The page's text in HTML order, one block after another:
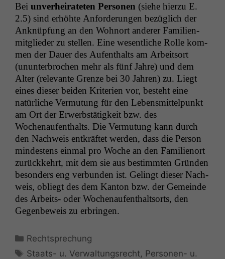
Bei unver­heirateten Per­so­n­en (siehe hierzu E.
2.5) sind erhöhte Anforderun­gen bezüglich der
Anknüp­fung an den Wohnort ander­er Fam­i­lien­
mit­glieder zu stellen. Eine wesentliche Rolle kom­
men der Dauer des Aufen­thalts am Arbeit­sort
(unun­ter­brochen mehr als fünf Jahre) und dem
Alter (rel­e­vante Gren­ze bei 30 Jahren) zu. Liegt
eines dieser bei­den Kri­te­rien vor, beste­ht eine
natür­liche Ver­mu­tung für den Lebens­mit­telpunkt
am Ort der Erwerb­stätigkeit bzw. des
Wochenaufen­thalts. Die Ver­mu­tung kann durch
den Nach­weis entkräftet wer­den, dass die Per­son
min­destens ein­mal pro Woche an den Fam­i­lienort
zurück­kehrt, mit dem sie aus bes­timmten Grün­den
beson­ders eng ver­bun­den ist. Gelingt dieser Nach­
weis, obliegt des dem Kan­ton bzw. der Gemeinde
des Arbeits- oder Wochenaufen­thalt­sorts, den
Gegen­be­weis zu erbringen.
Kategorien
Rechtsprechung
Schlagwörter
Staats- u. Verwaltungsrecht, Personen- u.